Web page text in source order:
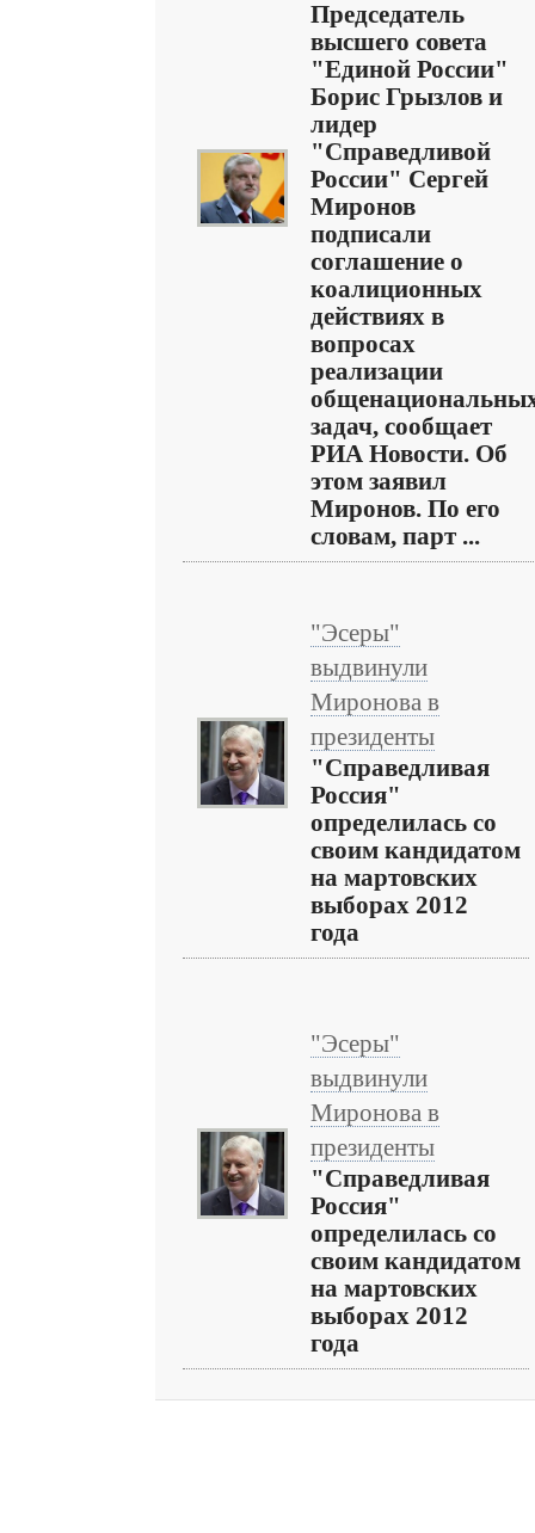
Председатель
высшего совета
"Единой России"
Борис Грызлов и
лидер
"Справедливой
России" Сергей
Миронов
подписали
соглашение о
коалиционных
действиях в
вопросах
реализации
задач, сообщает
РИА Новости. Об
этом заявил
Миронов. По его
словам, парт ...
"Эсеры"
выдвинули
Миронова в
президенты
"Справедливая
Россия"
определилась со
своим кандидатом
на мартовских
выборах 2012
года
"Эсеры"
выдвинули
Миронова в
президенты
"Справедливая
Россия"
определилась со
своим кандидатом
на мартовских
выборах 2012
года